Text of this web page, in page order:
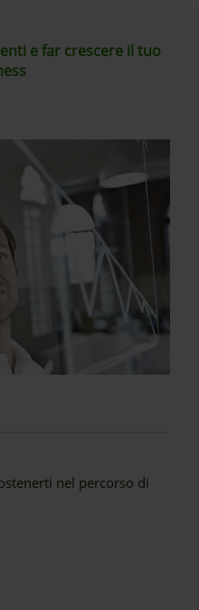
e far crescere il tuo
nel percorso di